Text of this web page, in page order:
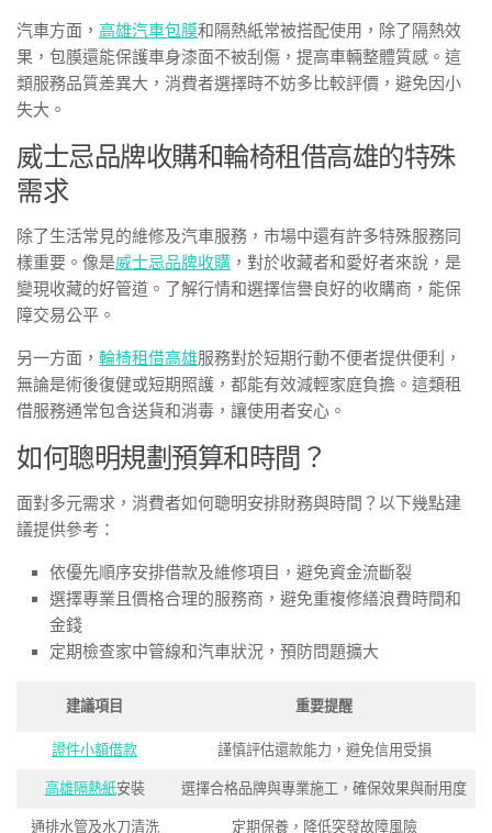
汽車方面， 高雄汽車包膜和隔熱紙常被搭配使用，除了隔熱效
果，包膜還能保護車身漆面不被刮傷，提高車輛整體質感。這
類服務品質差異大，消費者選擇時不妨多比較評價，避免因小
失大。
威士忌品牌收購和輪椅租借高雄的特殊
需求
除了生活常見的維修及汽車服務，市場中還有許多特殊服務同
樣重要。像是威士忌品牌收購 ，對於收藏者和愛好者來說，是
變現收藏的好管道。了解行情和選擇信譽良好的收購商，能保
障交易公平。
另一方面， 輪椅租借高雄服務對於短期行動不便者提供便利，
無論是術後復健或短期照護，都能有效減輕家庭負擔。這類租
借服務通常包含送貨和消毒，讓使用者安心。
如何聰明規劃預算和時間？
面對多元需求，消費者如何聰明安排財務與時間？以下幾點建
議提供參考：
依優先順序安排借款及維修項目，避免資金流斷裂
選擇專業且價格合理的服務商，避免重複修繕浪費時間和
金錢
定期檢查家中管線和汽車狀況，預防問題擴大
建議項目 重要提醒
證件小額借款 謹慎評估還款能力，避免信用受損
高雄隔熱紙安裝 選擇合格品牌與專業施工，確保效果與耐用度
通排水管及水刀清洗 定期保養，降低突發故障風險